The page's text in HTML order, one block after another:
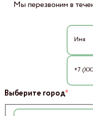
Мы перезвоним в
Выберите город*